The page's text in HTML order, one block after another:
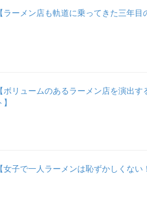
【ラーメン店も軌道に乗ってきた三年目
【ボリュームのあるラーメン店を演出す
】
【女子で一人ラーメンは恥ずかしくない